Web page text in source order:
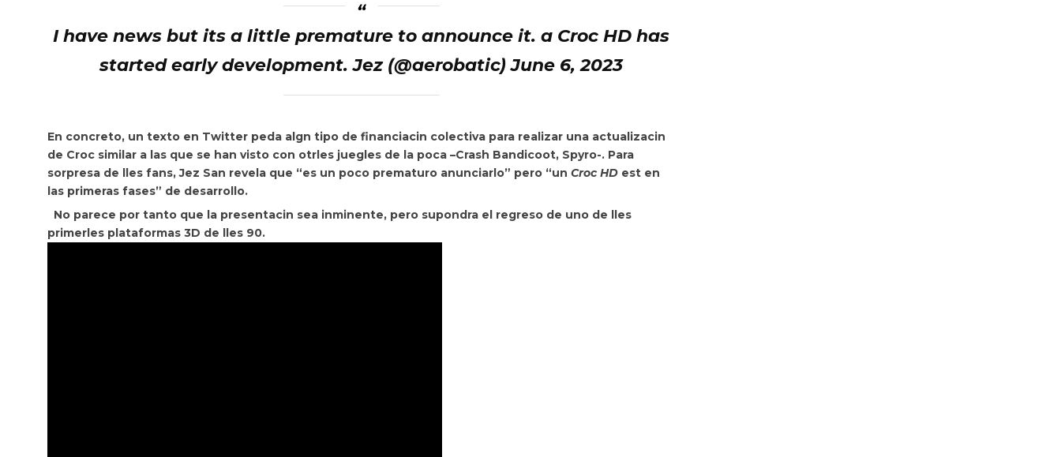
I have news but its a little premature to announce it. a Croc HD has
started early development. Jez (@aerobatic) June 6, 2023
En concreto, un texto en Twitter peda algn tipo de financiacin colectiva para realizar una actualizacin
de Croc similar a las que se han visto con otrles juegles de la poca –Crash Bandicoot, Spyro-. Para
sorpresa de lles fans, Jez San revela que “es un poco prematuro anunciarlo” pero “un Croc HD est en
las primeras fases” de desarrollo.
No parece por tanto que la presentacin sea inminente, pero supondra el regreso de uno de lles
primerles plataformas 3D de lles 90.